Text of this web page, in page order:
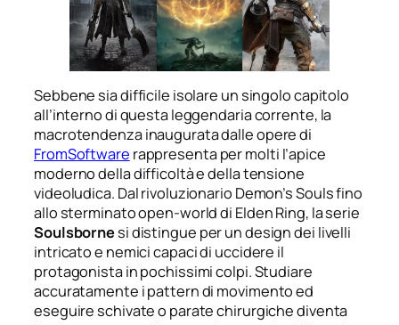
Sebbene sia difficile isolare un singolo capitolo
all’interno di questa leggendaria corrente, la
macrotendenza inaugurata dalle opere di
FromSoftware rappresenta per molti l’apice
moderno della difficoltà e della tensione
videoludica. Dal rivoluzionario Demon’s Souls fino
allo sterminato open-world di Elden Ring, la serie
Soulsbornesi distingue per un design dei livelli
intricato e nemici capaci di uccidere il
protagonista in pochissimi colpi. Studiare
accuratamente i pattern di movimento ed
eseguire schivate o parate chirurgiche diventa